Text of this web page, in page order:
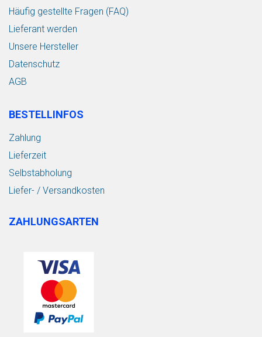
Häufig gestellte Fragen (FAQ)
Lieferant werden
Unsere Hersteller
Datenschutz
AGB
BESTELLINFOS
Zahlung
Lieferzeit
Selbstabholung
Liefer- / Versandkosten
ZAHLUNGSARTEN